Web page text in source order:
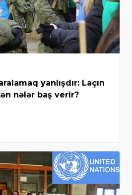
yanlışdır: Laçın
nələr baş verir?